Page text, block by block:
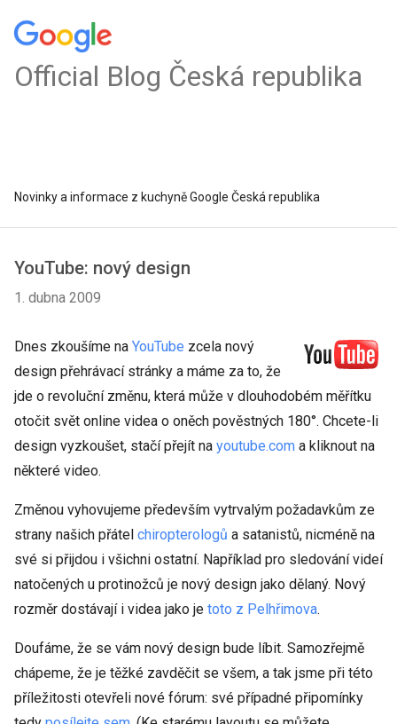
Official Blog Česká republika
Novinky a informace z kuchyně Google Česká republika
YouTube: nový design
1. dubna 2009
Dnes zkoušíme na YouTube zcela nový
design přehrávací stránky a máme za to, že
jde o revoluční změnu, která může v dlouhodobém měřítku
otočit svět online videa o oněch pověstných 180°. Chcete-li
design vyzkoušet, stačí přejít na youtube.com a kliknout na
některé video.
Změnou vyhovujeme především vytrvalým požadavkům ze
strany našich přátel chiropterologů a satanistů, nicméně na
své si přijdou i všichni ostatní. Například pro sledování videí
natočených u protinožců je nový design jako dělaný. Nový
rozměr dostávají i videa jako je toto z Pelhřimova.
Doufáme, že se vám nový design bude líbit. Samozřejmě
chápeme, že je těžké zavděčit se všem, a tak jsme při této
příležitosti otevřeli nové fórum: své případné připomínky